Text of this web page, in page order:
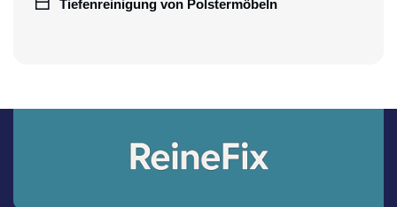
Tiefenreinigung von Polstermöbeln